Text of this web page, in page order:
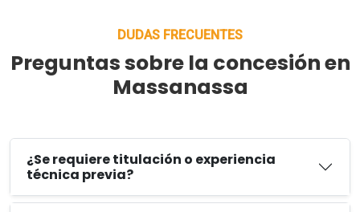
DUDAS FRECUENTES
Preguntas sobre la concesión en
Massanassa
¿Se requiere titulación o experiencia
técnica previa?